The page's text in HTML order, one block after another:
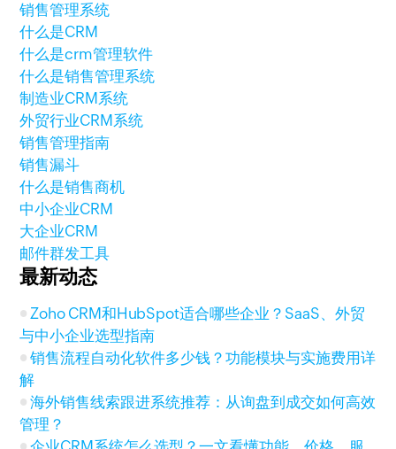
销售管理系统
什么是CRM
什么是crm管理软件
什么是销售管理系统
制造业CRM系统
外贸行业CRM系统
销售管理指南
销售漏斗
什么是销售商机
中小企业CRM
大企业CRM
邮件群发工具
最新动态
Zoho CRM和HubSpot适合哪些企业？SaaS、外贸
与中小企业选型指南
销售流程自动化软件多少钱？功能模块与实施费用详
解
海外销售线索跟进系统推荐：从询盘到成交如何高效
管理？